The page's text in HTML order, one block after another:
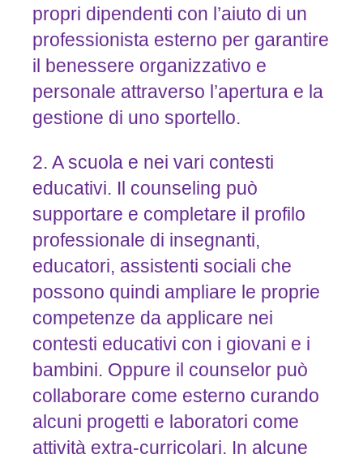
propri dipendenti con l’aiuto di un
professionista esterno per garantire
il benessere organizzativo e
personale attraverso l’apertura e la
gestione di uno sportello.
2. A scuola e nei vari contesti
educativi. Il counseling può
supportare e completare il profilo
professionale di insegnanti,
educatori, assistenti sociali che
possono quindi ampliare le proprie
competenze da applicare nei
contesti educativi con i giovani e i
bambini. Oppure il counselor può
collaborare come esterno curando
alcuni progetti e laboratori come
attività extra-curricolari. In alcune